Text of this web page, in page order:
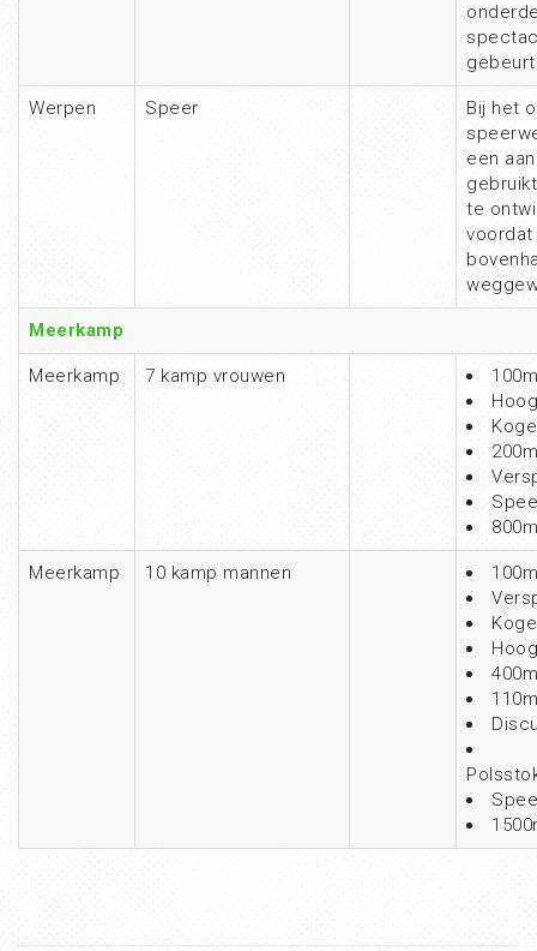
Werpen Speer
Bij het
een
te
Meerkamp
Meerkamp 7 kamp vrouwen
Meerkamp 10 kamp mannen